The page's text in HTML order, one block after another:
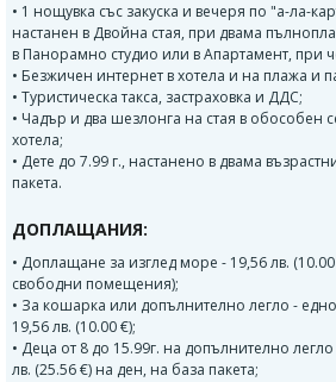
• 1 нощувка със закуска и вечеря по "а-ла-
настанен в Двойна стая, при двама
в Панорамно студио или в Апартамент,
• Безжичен интернет в хотела и на плажа и
• Туристическа такса, застраховка и ДДС;
• Чадър и два шезлонга на стая в обособен
хотела;
• Дете до 7.99 г., настанено в двама
пакета.
ДОПЛАЩАНИЯ:
• Доплащане за изглед море - 19,56 лв.
свободни помещения);
• За кошарка или допълнително легло -
19,56 лв. (10.00 €);
• Деца от 8 до 15.99г. на допълнително
лв. (25.56 €) на ден, на база пакета;